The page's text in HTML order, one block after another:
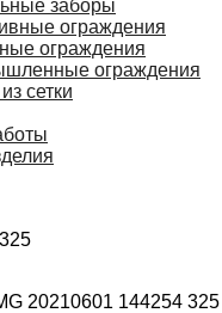
заборы
ограждения
ограждения
ограждения
сетки
20210601 144254 325